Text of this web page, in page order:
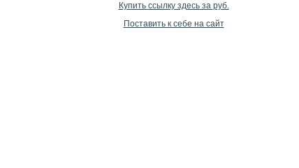
Купить ссылку здесь за руб.
Поставить к себе на сайт